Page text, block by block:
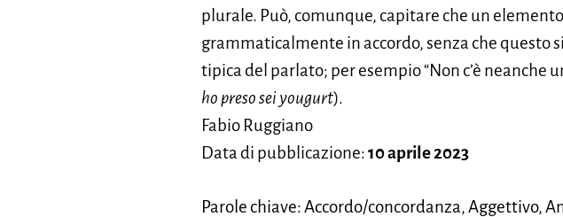
plurale. Può, comunque, capitare che un
grammaticalmente in accordo, senza che questo
tipica del parlato; per esempio “Non c’è neanche
ho preso sei yougurt).
Fabio Ruggiano
Data di pubblicazione:10 aprile 2023
Parole chiave: Accordo/concordanza, Aggettivo,